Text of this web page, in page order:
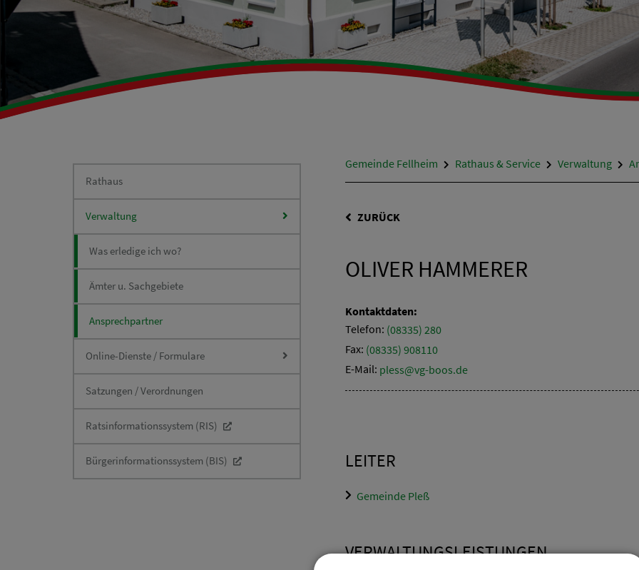
Rathaus
Verwaltung
Was erledige ich wo?
Ämter u. Sachgebiete
Ansprechpartner
Online-Dienste / Formulare
Satzungen / Verordnungen
Ratsinformationssystem (RIS)
Bürgerinformationssystem (BIS)
Gemeinde Fellheim Rathaus & Service Verwaltung
ZURÜCK
OLIVER HAMMERER
Kontaktdaten:
Telefon: (08335) 280
Fax: (08335) 908110
E-Mail: pless@vg-boos.de
LEITER
Gemeinde Pleß
VERWALTUNGSLEISTUNGEN